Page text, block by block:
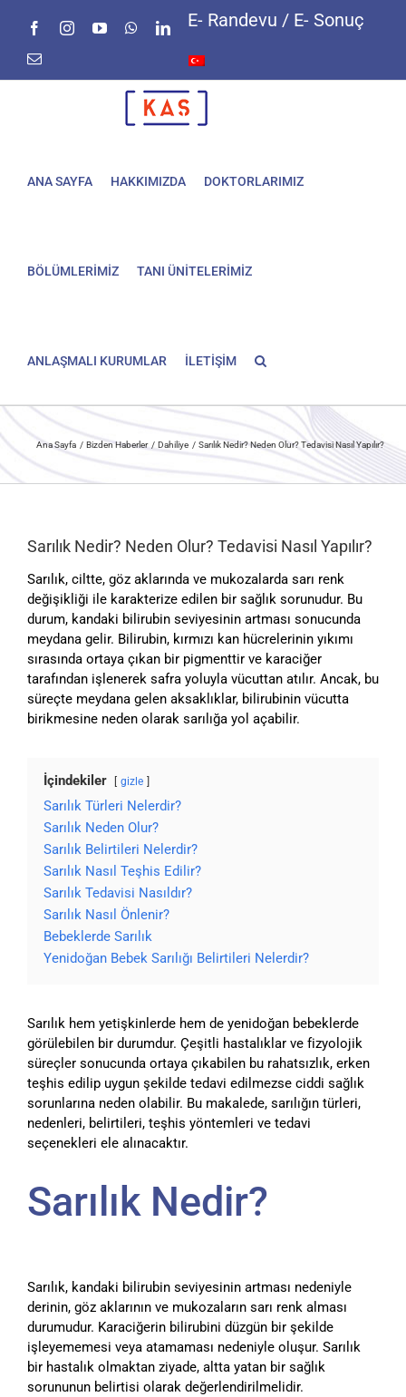
FacebookInstagramYouTubeWhatsAppLinkedIn
E-
E- Randevu / E- Sonuç
ANA SAYFA HAKKIMIZDA DOKTORLARIMIZ
BÖLÜMLERİMİZ TANI ÜNİTELERİMİZ
ANLAŞMALI KURUMLAR İLETİŞİM
Ana Sayfa Bizden Haberler Dahiliye Sarılık Nedir? Neden Olur? Tedavisi Nasıl Yapılır?
Sarılık Nedir? Neden Olur? Tedavisi Nasıl Yapılır?
Sarılık, ciltte, göz aklarında ve mukozalarda sarı renk
değişikliği ile karakterize edilen bir sağlık sorunudur. Bu
durum, kandaki bilirubin seviyesinin artması sonucunda
meydana gelir. Bilirubin, kırmızı kan hücrelerinin yıkımı
sırasında ortaya çıkan bir pigmenttir ve karaciğer
tarafından işlenerek safra yoluyla vücuttan atılır. Ancak, bu
süreçte meydana gelen aksaklıklar, bilirubinin vücutta
birikmesine neden olarak sarılığa yol açabilir.
İçindekiler gizle
Sarılık Türleri Nelerdir?
Sarılık Neden Olur?
Sarılık Belirtileri Nelerdir?
Sarılık Nasıl Teşhis Edilir?
Sarılık Tedavisi Nasıldır?
Sarılık Nasıl Önlenir?
Bebeklerde Sarılık
Yenidoğan Bebek Sarılığı Belirtileri Nelerdir?
Sarılık hem yetişkinlerde hem de yenidoğan bebeklerde
görülebilen bir durumdur. Çeşitli hastalıklar ve fizyolojik
süreçler sonucunda ortaya çıkabilen bu rahatsızlık, erken
teşhis edilip uygun şekilde tedavi edilmezse ciddi sağlık
sorunlarına neden olabilir. Bu makalede, sarılığın türleri,
nedenleri, belirtileri, teşhis yöntemleri ve tedavi
seçenekleri ele alınacaktır.
Sarılık Nedir?
Sarılık, kandaki bilirubin seviyesinin artması nedeniyle
derinin, göz aklarının ve mukozaların sarı renk alması
durumudur. Karaciğerin bilirubini düzgün bir şekilde
işleyememesi veya atamaması nedeniyle oluşur. Sarılık
bir hastalık olmaktan ziyade, altta yatan bir sağlık
sorununun belirtisi olarak değerlendirilmelidir.